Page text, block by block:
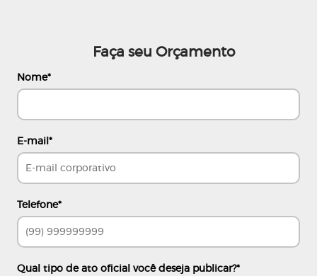
Faça seu Orçamento
Nome*
E-mail *
Telefone*
Qual tipo de ato oficial você deseja publicar?*